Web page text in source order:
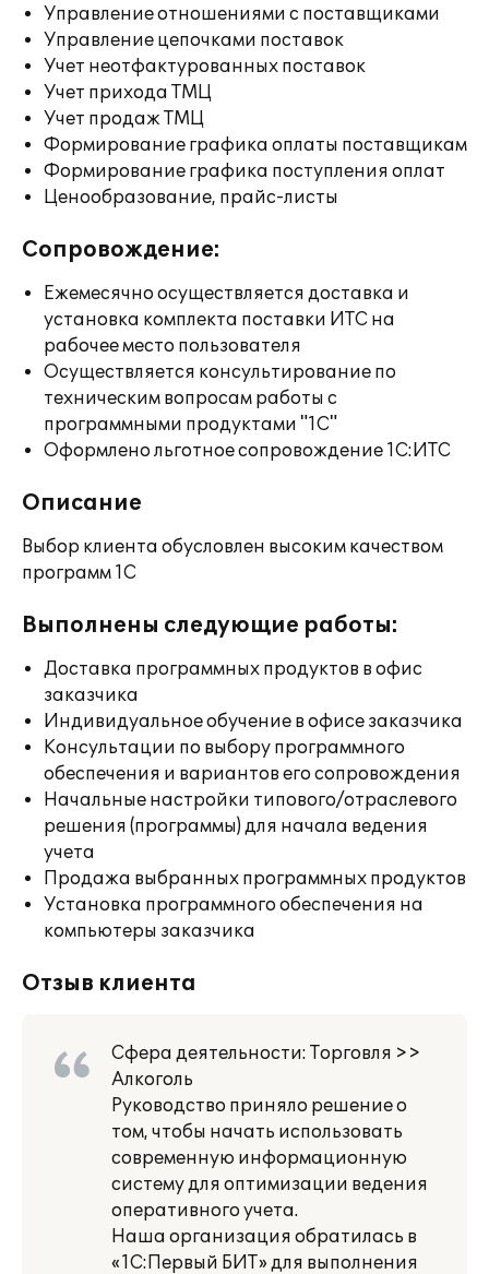
Управление отношениями с поставщиками
Управление цепочками поставок
Учет неотфактурованных поставок
Учет прихода ТМЦ
Учет продаж ТМЦ
Формирование графика оплаты поставщикам
Формирование графика поступления оплат
Ценообразование, прайс-листы
Сопровождение:
Ежемесячно осуществляется доставка и
установка комплекта поставки ИТС на
рабочее место пользователя
Осуществляется консультирование по
техническим вопросам работы с
программными продуктами "1С"
Оформлено льготное сопровождение 1С:ИТС
Описание
Выбор клиента обусловлен высоким качеством
программ 1С
Выполнены следующие работы:
Доставка программных продуктов в офис
заказчика
Индивидуальное обучение в офисе заказчика
Консультации по выбору программного
обеспечения и вариантов его сопровождения
Начальные настройки типового/отраслевого
решения (программы) для начала ведения
учета
Продажа выбранных программных продуктов
Установка программного обеспечения на
компьютеры заказчика
Отзыв клиента
Сфера деятельности: Торговля >>
Алкоголь
Руководство приняло решение о
том, чтобы начать использовать
современную информационную
систему для оптимизации ведения
оперативного учета.
Наша организация обратилась в
«1С:Первый БИТ» для выполнения